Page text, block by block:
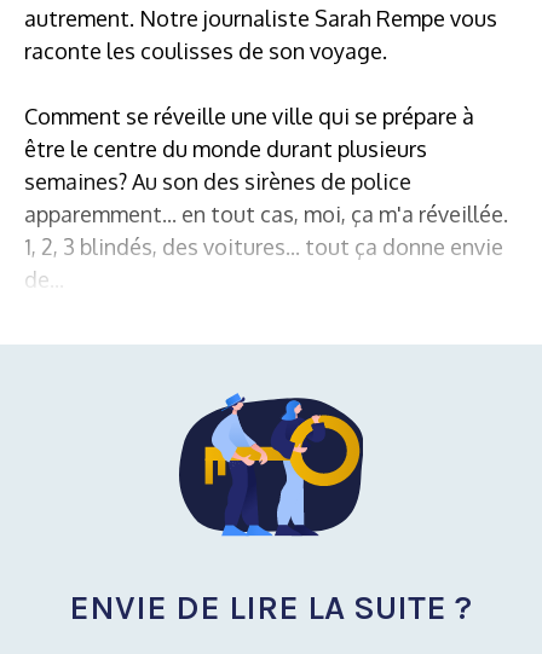
autrement. Notre journaliste Sarah Rempe vous
raconte les coulisses de son voyage.
Comment se réveille une ville qui se prépare à
être le centre du monde durant plusieurs
semaines? Au son des sirènes de police
apparemment... en tout cas, moi, ça m'a réveillée.
1, 2, 3 blindés, des voitures... tout ça donne envie
de...
ENVIE DE LIRE LA SUITE ?